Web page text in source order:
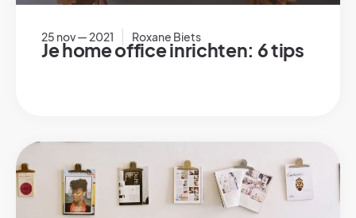
25 nov — 2021 Roxane Biets
Je home office inrichten: 6 tips